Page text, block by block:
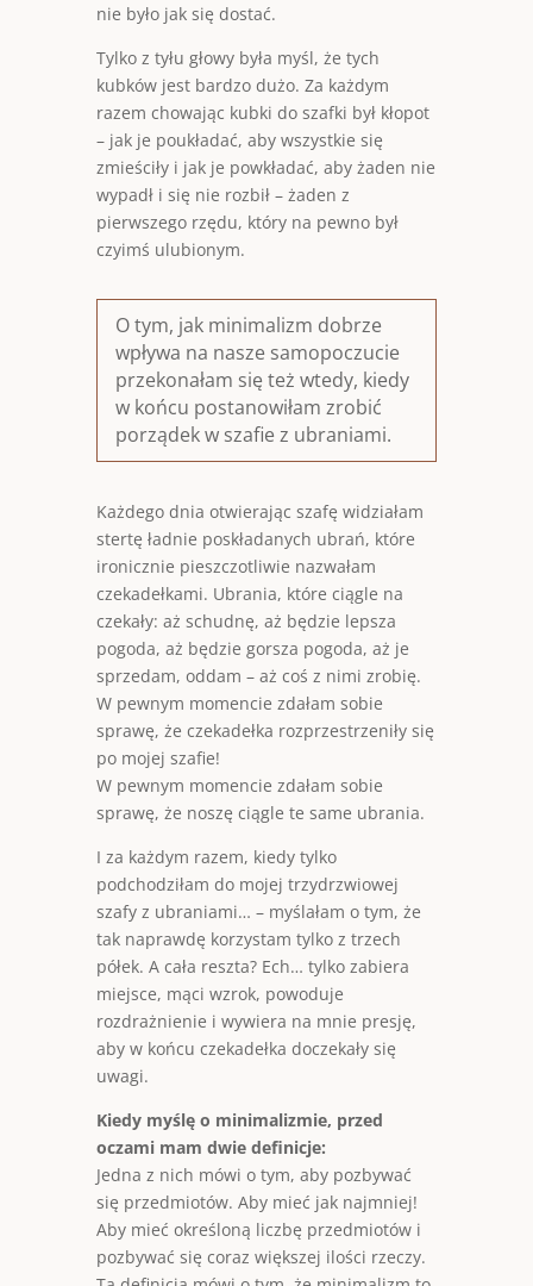
nie było jak się dostać.
Tylko z tyłu głowy była myśl, że tych
kubków jest bardzo dużo. Za każdym
razem chowając kubki do szafki był kłopot
– jak je poukładać, aby wszystkie się
zmieściły i jak je powkładać, aby żaden nie
wypadł i się nie rozbił – żaden z
pierwszego rzędu, który na pewno był
czyimś ulubionym.
O tym, jak minimalizm dobrze
wpływa na nasze samopoczucie
przekonałam się też wtedy, kiedy
w końcu postanowiłam zrobić
porządek w szafie z ubraniami.
Każdego dnia otwierając szafę widziałam
stertę ładnie poskładanych ubrań, które
ironicznie pieszczotliwie nazwałam
czekadełkami. Ubrania, które ciągle na
czekały: aż schudnę, aż będzie lepsza
pogoda, aż będzie gorsza pogoda, aż je
sprzedam, oddam – aż coś z nimi zrobię.
W pewnym momencie zdałam sobie
sprawę, że czekadełka rozprzestrzeniły się
po mojej szafie!
W pewnym momencie zdałam sobie
sprawę, że noszę ciągle te same ubrania.
I za każdym razem, kiedy tylko
podchodziłam do mojej trzydrzwiowej
szafy z ubraniami… – myślałam o tym, że
tak naprawdę korzystam tylko z trzech
półek. A cała reszta? Ech… tylko zabiera
miejsce, mąci wzrok, powoduje
rozdrażnienie i wywiera na mnie presję,
aby w końcu czekadełka doczekały się
uwagi.
Kiedy myślę o minimalizmie, przed
oczami mam dwie definicje:
Jedna z nich mówi o tym, aby pozbywać
się przedmiotów. Aby mieć jak najmniej!
Aby mieć określoną liczbę przedmiotów i
pozbywać się coraz większej ilości rzeczy.